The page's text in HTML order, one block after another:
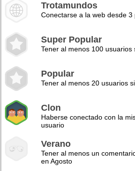
Trotamundos
Conectarse a la web desde 3
Super Popular
Tener al menos 100 usuarios
Popular
Tener al menos 20 usuarios
Clon
Haberse conectado con la
usuario
Verano
Tener al menos un
en Agosto